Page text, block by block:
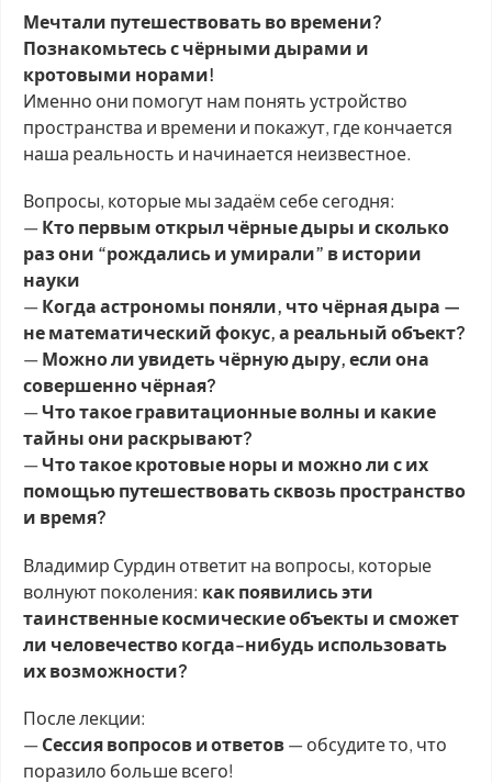
Мечтали путешествовать во времени?
Познакомьтесь с чёрными дырами и
кротовыми норами!
Именно они помогут нам понять устройство
пространства и времени и покажут, где кончается
наша реальность и начинается неизвестное.
Вопросы, которые мы задаём себе сегодня:
—Кто первым открыл чёрные дыры и сколько
раз они “рождались и умирали” в истории
науки
—Когда астрономы поняли, что чёрная дыра —
не математический фокус, а реальный объект?
—Можно ли увидеть чёрную дыру, если она
совершенно чёрная?
—Что такое гравитационные волны и какие
тайны они раскрывают?
—Что такое кротовые норы и можно ли с их
помощью путешествовать сквозь пространство
и время?
Владимир Сурдин ответит на вопросы, которые
волнуют поколения: как появились эти
таинственные космические объекты и сможет
ли человечество когда-нибудь использовать
их возможности?
После лекции:
—Сессия вопросов и ответов— обсудите то, что
поразило больше всего!